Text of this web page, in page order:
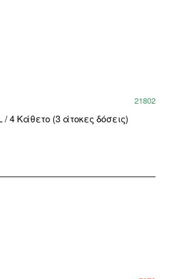
21802
/ 4 Κάθετο (3 άτοκες δόσεις)